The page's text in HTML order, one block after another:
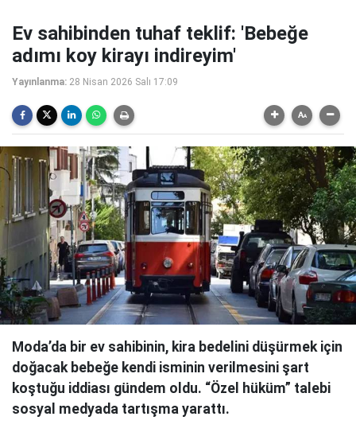
Ev sahibinden tuhaf teklif: 'Bebeğe
adımı koy kirayı indireyim'
Yayınlanma: 28 Nisan 2026 Salı 17:09
Moda’da bir ev sahibinin, kira bedelini düşürmek için
doğacak bebeğe kendi isminin verilmesini şart
koştuğu iddiası gündem oldu. “Özel hüküm” talebi
sosyal medyada tartışma yarattı.